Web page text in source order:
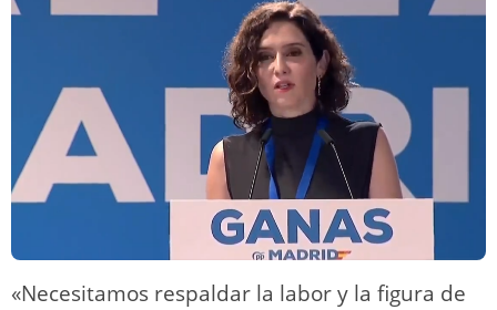
«Necesitamos respaldar la labor y la figura de